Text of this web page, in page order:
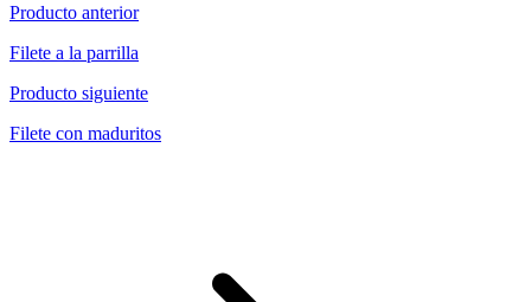
Producto anterior
Filete a la parrilla
Producto siguiente
Filete con maduritos